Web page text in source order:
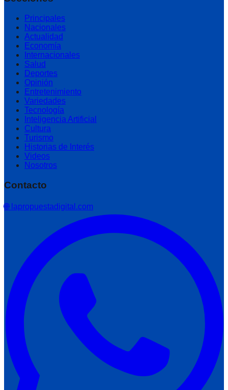
Principales
Nacionales
Actualidad
Economía
Internacionales
Salud
Deportes
Opinión
Entretenimiento
Variedades
Tecnología
Inteligencia Artificial
Cultura
Turismo
Historias de Interés
Videos
Nosotros
Contacto
🌐 lapropuestadigital.com